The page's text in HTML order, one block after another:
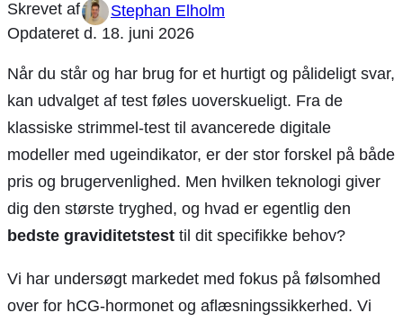
Stephan Elholm
Opdateret d. 18. juni 2026
Når du står og har brug for et hurtigt og pålideligt svar,
kan udvalget af test føles uoverskueligt. Fra de
klassiske strimmel-test til avancerede digitale
modeller med ugeindikator, er der stor forskel på både
pris og brugervenlighed. Men hvilken teknologi giver
dig den største tryghed, og hvad er egentlig den
bedste graviditetstest til dit specifikke behov?
Vi har undersøgt markedet med fokus på følsomhed
over for hCG-hormonet og aflæsningssikkerhed. Vi